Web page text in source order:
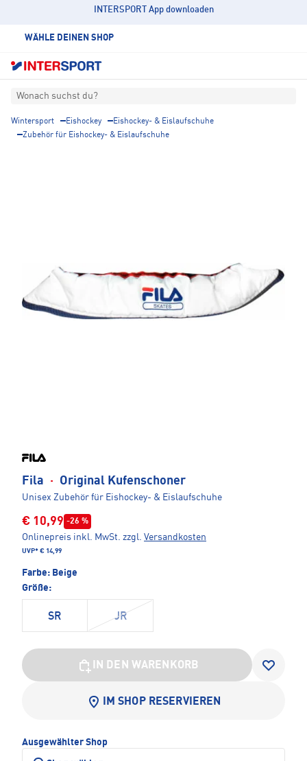
INTERSPORT App downloaden
WÄHLE DEINEN SHOP
Wonach suchst du?
Wintersport Eishockey
Eishockey- & Eislaufschuhe
Zubehör für Eishockey- & Eislaufschuhe
Fila · Original Kufenschoner
Unisex Zubehör für Eishockey- & Eislaufschuhe
€ 10,99 -26 %
Onlinepreis inkl. MwSt. zzgl. Versandkosten
UVP* € 14,99
Farbe: Beige
Größe:
SR JR
IN DEN WARENKORB
IM SHOP RESERVIEREN
Ausgewählter Shop